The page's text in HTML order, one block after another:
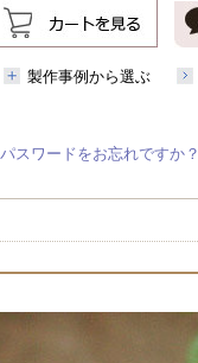
製作事例から選ぶ
パスワードをお忘れですか？